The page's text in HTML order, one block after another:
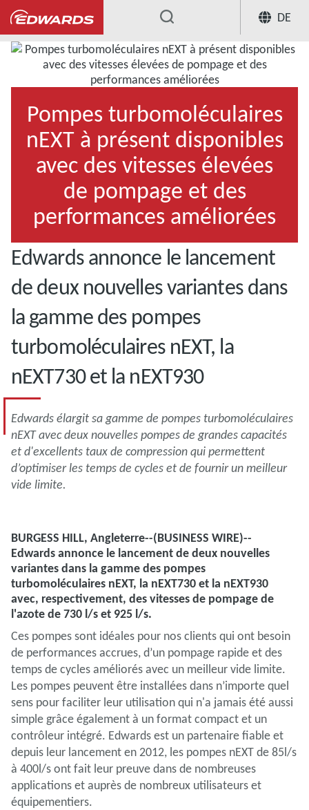
DE
...
Pompes turbomoléculaires
nEXT à présent disponibles
avec des vitesses élevées
de pompage et des
performances améliorées
Edwards annonce le lancement
de deux nouvelles variantes dans
la gamme des pompes
turbomoléculaires nEXT, la
nEXT730 et la nEXT930
Edwards élargit sa gamme de pompes turbomoléculaires
nEXTavec deux nouvelles pompes de grandes capacités
et d'excellents taux de compression qui permettent
d’optimiser les temps de cycles et de fournir un meilleur
vide limite.
BURGESS HILL, Angleterre--(BUSINESS WIRE)--
Edwards annonce le lancement de deux nouvelles
variantes dans la gamme des pompes
turbomoléculaires nEXT, la nEXT730 et la nEXT930
avec, respectivement, des vitesses de pompage de
l'azote de 730 l/s et 925 l/s.
Ces pompes sont idéales pour nos clients qui ont besoin
de performances accrues, d’un pompage rapide et des
temps de cycles améliorés avec un meilleur vide limite.
Les pompes peuvent être installées dans n’importe quel
sens pour faciliter leur utilisation qui n'a jamais été aussi
simple grâce également à un format compact et un
contrôleur intégré. Edwards est un partenaire fiable et
depuis leur lancement en 2012, les pompes nEXT de 85l/s
à 400l/s ont fait leur preuve dans de nombreuses
applications et auprès de nombreux utilisateurs et
équipementiers.